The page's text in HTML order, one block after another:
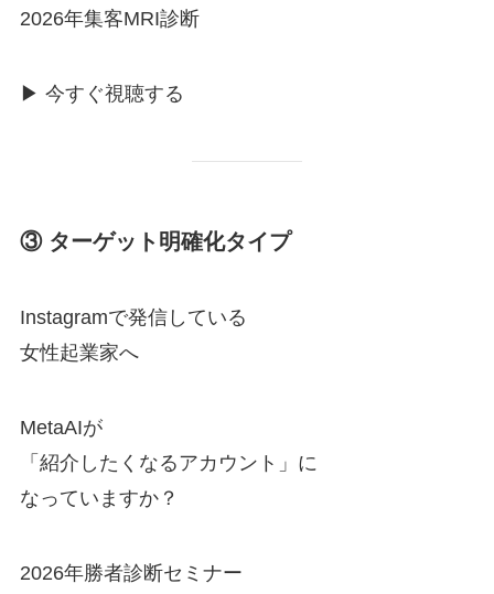
2026年集客MRI診断
▶ 今すぐ視聴する
③ ターゲット明確化タイプ
Instagramで発信している
女性起業家へ
MetaAIが
「紹介したくなるアカウント」に
なっていますか？
2026年勝者診断セミナー